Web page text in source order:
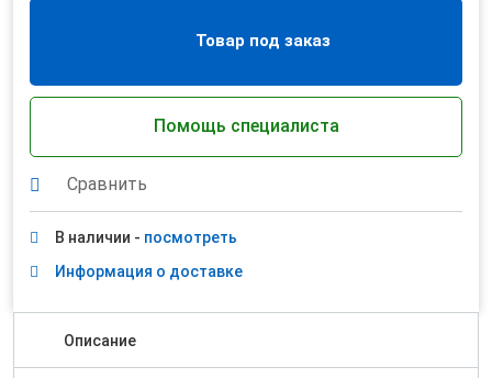
Товар под заказ
Помощь специалиста
Сравнить
В наличии - посмотреть
Информация о доставке
Описание